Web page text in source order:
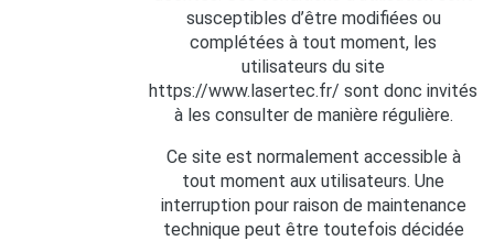
susceptibles d’être modifiées ou
complétées à tout moment, les
utilisateurs du site
https://www.lasertec.fr/ sont donc invités
à les consulter de manière régulière.
Ce site est normalement accessible à
tout moment aux utilisateurs. Une
interruption pour raison de maintenance
technique peut être toutefois décidée